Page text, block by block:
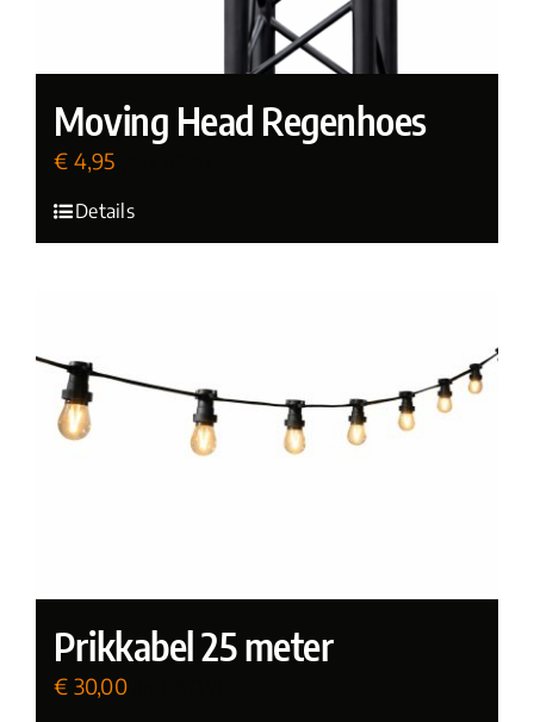
Moving Head Regenhoes
€ 4,95
Details
Prikkabel 25 meter
€ 30,00